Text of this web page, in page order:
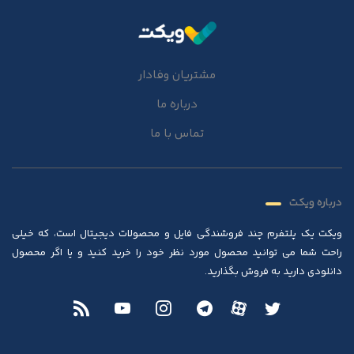
مشتریان وفادار
درباره ما
تماس با ما
درباره ویکت
ویکت یک پلتفرم چند فروشندگی فایل و محصولات دیجیتال است، که خیلی
راحت شما می توانید محصول مورد نظر خود را خرید کنید و یا اگر محصول
دانلودی دارید به فروش بگذارید.